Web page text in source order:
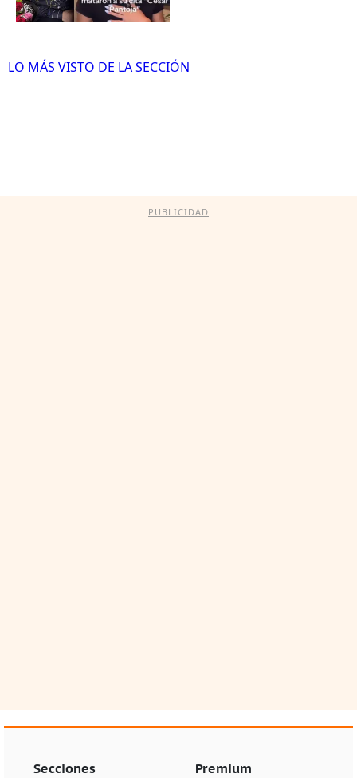
LO MÁS VISTO DE LA SECCIÓN
PUBLICIDAD
Secciones Premium